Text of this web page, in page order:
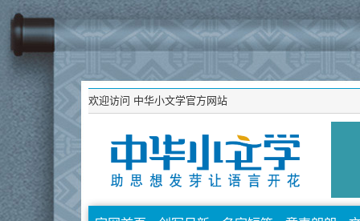
欢迎访问 中华小文学官方网站